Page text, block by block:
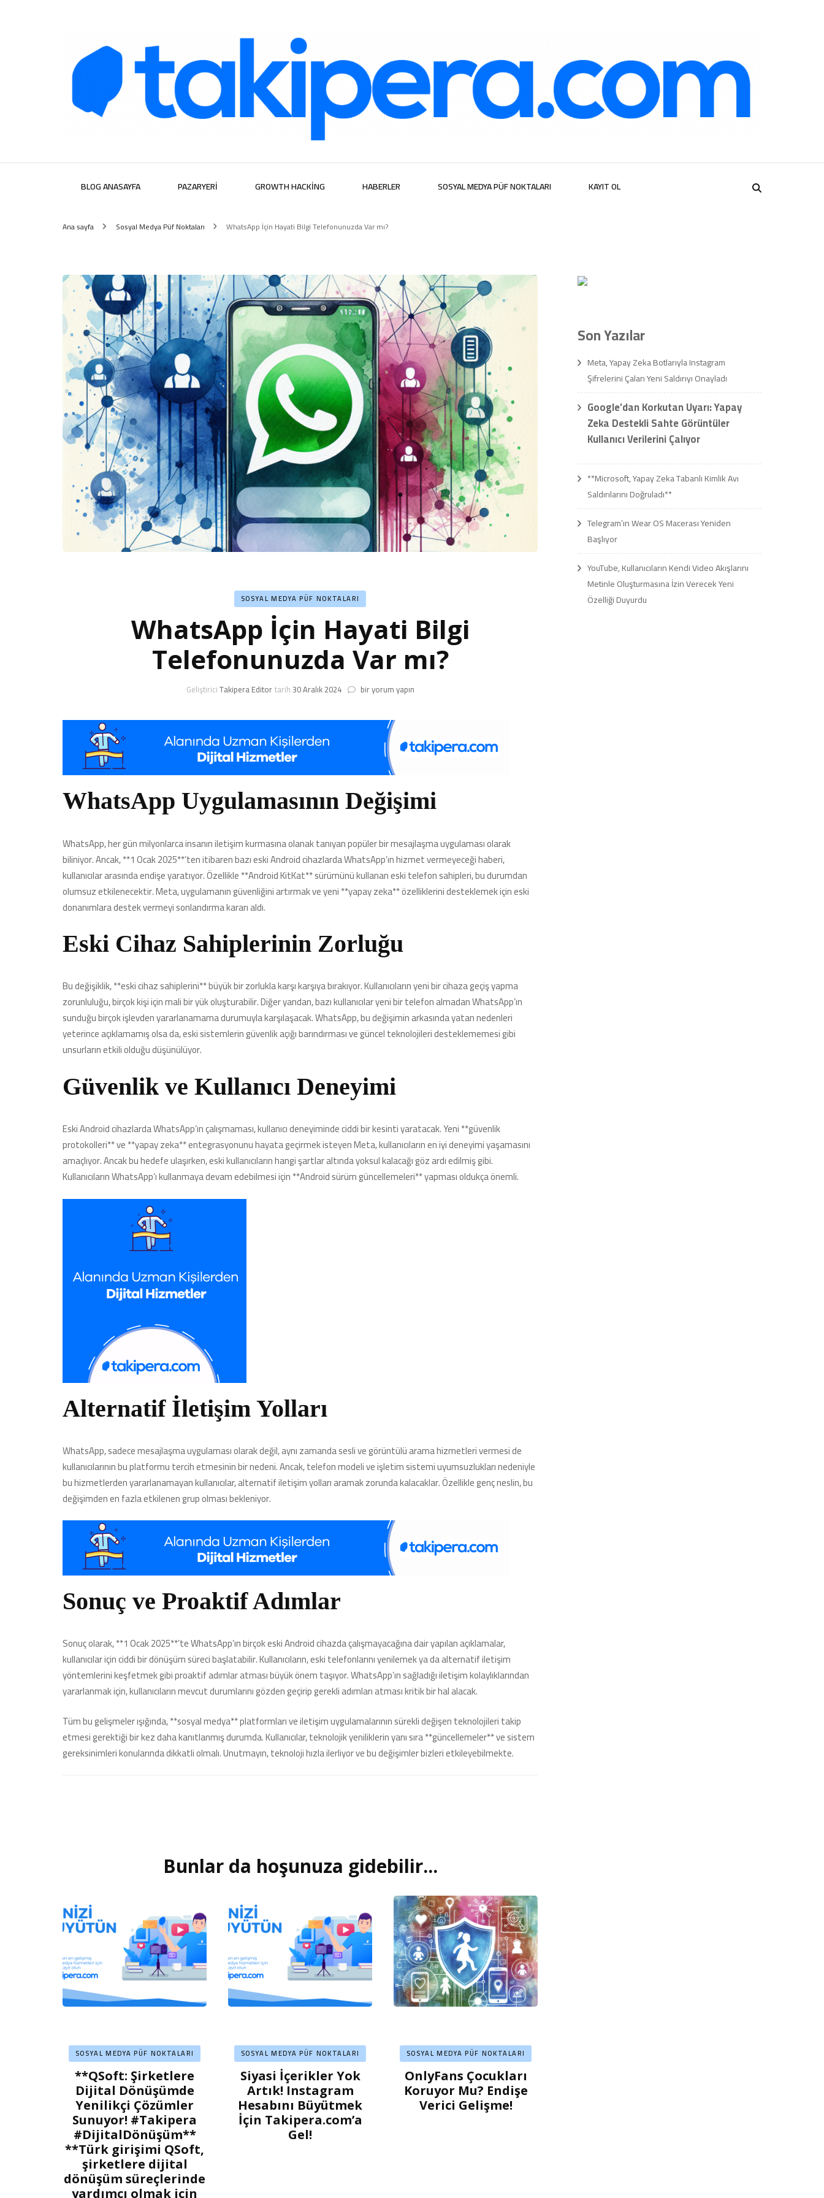
Takipera Dijital Hizmetler
BLOG ANASAYFA PAZARYERI GROWTH HACKING HABERLER SOSYAL MEDYA PÜF NOKTALARI KAYIT OL
Ana sayfa Sosyal Medya Püf Noktaları WhatsApp İçin Hayati Bilgi Telefonunuzda Var mı?
SOSYAL MEDYA PÜF NOKTALARI
WhatsApp İçin Hayati Bilgi
Telefonunuzda Var mı?
GeliştiriciTakipera Editortarih30 Aralık 2024 WhatsApp
Telefonunuzda
için
bir yorum yapın
WhatsApp Uygulamasının Değişimi
WhatsApp, her gün milyonlarca insanın iletişim kurmasına olanak tanıyan popüler bir mesajlaşma uygulaması olarak
biliniyor. Ancak, **1 Ocak 2025**’ten itibaren bazı eski Android cihazlarda WhatsApp’ın hizmet vermeyeceği haberi,
kullanıcılar arasında endişe yaratıyor. Özellikle **Android KitKat** sürümünü kullanan eski telefon sahipleri, bu durumdan
olumsuz etkilenecektir. Meta, uygulamanın güvenliğini artırmak ve yeni **yapay zeka** özelliklerini desteklemek için eski
donanımlara destek vermeyi sonlandırma kararı aldı.
Eski Cihaz Sahiplerinin Zorluğu
Bu değişiklik, **eski cihaz sahiplerini** büyük bir zorlukla karşı karşıya bırakıyor. Kullanıcıların yeni bir cihaza geçiş yapma
zorunluluğu, birçok kişi için mali bir yük oluşturabilir. Diğer yandan, bazı kullanıcılar yeni bir telefon almadan WhatsApp’ın
sunduğu birçok işlevden yararlanamama durumuyla karşılaşacak. WhatsApp, bu değişimin arkasında yatan nedenleri
yeterince açıklamamış olsa da, eski sistemlerin güvenlik açığı barındırması ve güncel teknolojileri desteklememesi gibi
unsurların etkili olduğu düşünülüyor.
Güvenlik ve Kullanıcı Deneyimi
Eski Android cihazlarda WhatsApp’ın çalışmaması, kullanıcı deneyiminde ciddi bir kesinti yaratacak. Yeni **güvenlik
protokolleri** ve **yapay zeka** entegrasyonunu hayata geçirmek isteyen Meta, kullanıcıların en iyi deneyimi yaşamasını
amaçlıyor. Ancak bu hedefe ulaşırken, eski kullanıcıların hangi şartlar altında yoksul kalacağı göz ardı edilmiş gibi.
Kullanıcıların WhatsApp’ı kullanmaya devam edebilmesi için **Android sürüm güncellemeleri** yapması oldukça önemli.
Alternatif İletişim Yolları
WhatsApp, sadece mesajlaşma uygulaması olarak değil, aynı zamanda sesli ve görüntülü arama hizmetleri vermesi de
kullanıcılarının bu platformu tercih etmesinin bir nedeni. Ancak, telefon modeli ve işletim sistemi uyumsuzlukları nedeniyle
bu hizmetlerden yararlanamayan kullanıcılar, alternatif iletişim yolları aramak zorunda kalacaklar. Özellikle genç neslin, bu
değişimden en fazla etkilenen grup olması bekleniyor.
Sonuç ve Proaktif Adımlar
Sonuç olarak, **1 Ocak 2025**’te WhatsApp’ın birçok eski Android cihazda çalışmayacağına dair yapılan açıklamalar,
kullanıcılar için ciddi bir dönüşüm süreci başlatabilir. Kullanıcıların, eski telefonlarını yenilemek ya da alternatif iletişim
yöntemlerini keşfetmek gibi proaktif adımlar atması büyük önem taşıyor. WhatsApp’ın sağladığı iletişim kolaylıklarından
yararlanmak için, kullanıcıların mevcut durumlarını gözden geçirip gerekli adımları atması kritik bir hal alacak.
Tüm bu gelişmeler ışığında, **sosyal medya** platformları ve iletişim uygulamalarının sürekli değişen teknolojileri takip
etmesi gerektiği bir kez daha kanıtlanmış durumda. Kullanıcılar, teknolojik yeniliklerin yanı sıra **güncellemeler** ve sistem
gereksinimleri konularında dikkatli olmalı. Unutmayın, teknoloji hızla ilerliyor ve bu değişimler bizleri etkileyebilmekte.
Bunlar da hoşunuza gidebilir...
SOSYAL MEDYA PÜF NOKTALARI
**QSoft: Şirketlere
Dijital Dönüşümde
Yenilikçi Çözümler
Sunuyor! #Takipera
#DijitalDönüşüm**
**Türk girişimi QSoft,
şirketlere dijital
dönüşüm süreçlerinde
yardımcı olmak için
SOSYAL MEDYA PÜF NOKTALARI
Siyasi İçerikler Yok
Artık! Instagram
Hesabını Büyütmek
İçin Takipera.com’a
Gel!
SOSYAL MEDYA PÜF NOKTALARI
OnlyFans Çocukları
Koruyor Mu? Endişe
Verici Gelişme!
Son Yazılar
Meta, Yapay Zeka Botlarıyla Instagram
Şifrelerini Çalan Yeni Saldırıyı Onayladı
Google’dan Korkutan Uyarı: Yapay
Zeka Destekli Sahte Görüntüler
Kullanıcı Verilerini Çalıyor
**Microsoft, Yapay Zeka Tabanlı Kimlik Avı
Saldırılarını Doğruladı**
Telegram’ın Wear OS Macerası Yeniden
Başlıyor
YouTube, Kullanıcıların Kendi Video Akışlarını
Metinle Oluşturmasına İzin Verecek Yeni
Özelliği Duyurdu